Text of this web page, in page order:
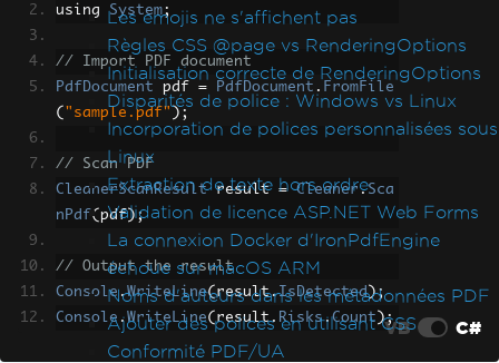
Les emojis ne s'affichent pas
Règles CSS @page vs RenderingOptions
Initialisation correcte de RenderingOptions
Disparités de police : Windows vs Linux
Incorporation de polices personnalisées sous
Linux
Extraction de texte hors ordre
Validation de licence ASP.NET Web Forms
La connexion Docker d'IronPdfEngine
échoue sur macOS ARM
Noms d'auteurs dans les métadonnées PDF
Ajouter des polices en utilisant CSS
Conformité PDF/UA
using System;
// Import PDF document
PdfDocument pdf = PdfDocument . FromFile
( "sample.pdf" );
// Scan PDF
CleanerScanResult result = Cleaner.Sca
nPdf ( pdf);
// Output the result
Console.WriteLine(result.IsDetected);
Console .WriteLine(result. Risks.Count );
VB C#